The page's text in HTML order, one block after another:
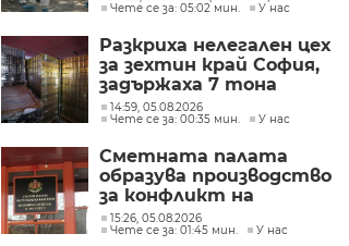
фентанил в София
Чете се за: 05:02 мин.
У нас
Разкриха нелегален цех
за зехтин край София,
задържаха 7 тона
продукт без марка
14:59, 05.08.2026
Чете се за: 00:35 мин.
У нас
Сметната палата
образува производство
за конфликт на
интереси при Делян
Пеевски
15:26, 05.08.2026
Чете се за: 01:45 мин.
У нас